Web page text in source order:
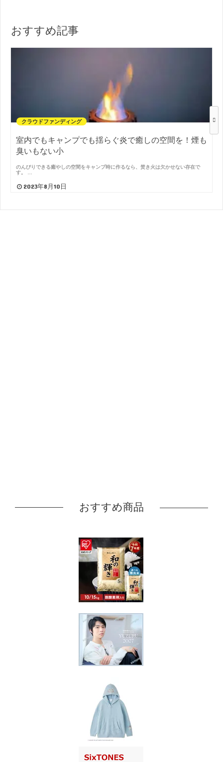
おすすめ記事
クラウドファンディング
室内でもキャンプでも揺らぐ炎で癒しの空間を！煙も
臭いもない小
のんびりできる癒やしの空間をキャンプ時に作るなら、焚き火は欠かせない存在で
す。 …
2023年8月10日
おすすめ商品